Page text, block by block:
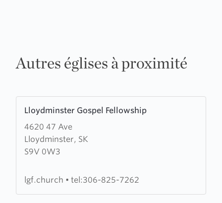
Autres églises à proximité
Lloydminster Gospel Fellowship
4620 47 Ave
Lloydminster, SK
S9V 0W3
more
about
Lloydminster
Gospel
lgf.church • tel:306-825-7262